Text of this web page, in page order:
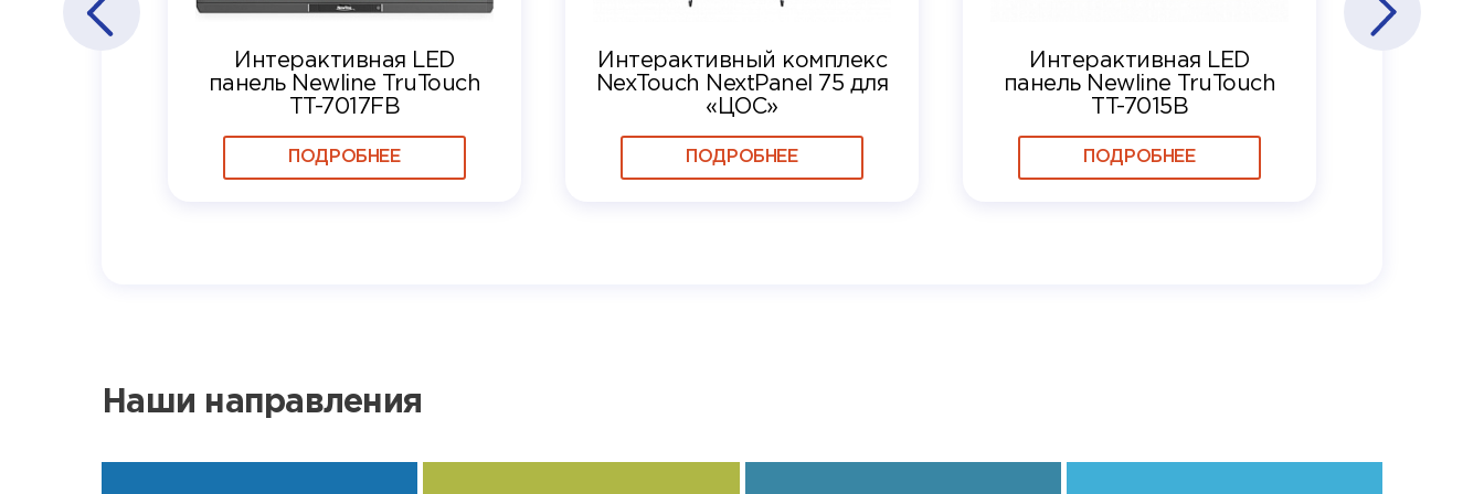
Интерактивная LED
панель Newline TruTouch
TT-7017FB
ПОДРОБНЕЕ
Интерактивный комплекс
NexTouch NextPanel 75 для
«ЦОС»
ПОДРОБНЕЕ
Интерактивная LED
панель Newline TruTouch
TT-7015B
ПОДРОБНЕЕ
Наши направления